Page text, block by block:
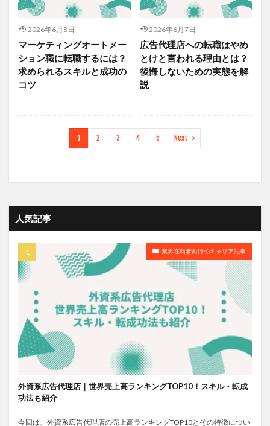
2026年6月8日
マーケティングオートメー
ション職に転職するには？
求められるスキルと成功の
コツ
2026年6月7日
広告代理店への転職はやめ
とけと言われる理由とは？
後悔しないための実態を解
説
1 2 3 4 5 Next
人気記事
業界在籍者向けのキャリア記事
外資系広告代理店｜世界売上高ランキングTOP10！スキル・転成
功法も紹介
今回は、外資系広告代理店の売上高ランキングTOP10とその特徴につい